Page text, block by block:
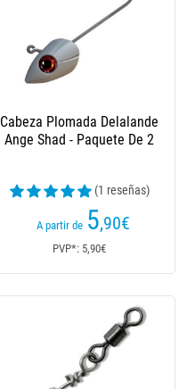
Cabeza Plomada Delalande
Ange Shad - Paquete De 2
(1 reseñas)
A partir de 5,90€
PVP*: 5,90€